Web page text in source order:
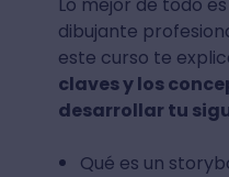
dibujante
este curso te
claves y los
desarrollar tu
Qué es un